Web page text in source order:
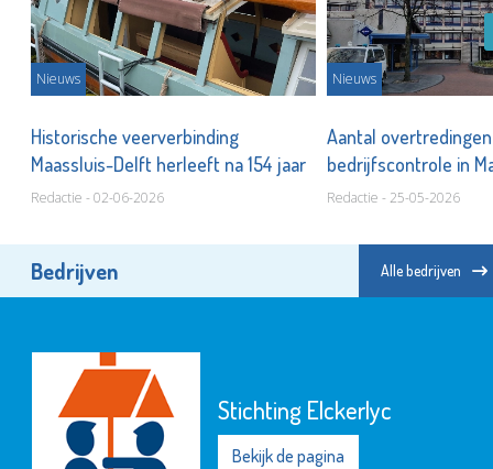
Nieuws
Historische veerverbinding
Maassluis-Delft herleeft na 154 jaar
Redactie - 02-06-2026
Nieuws
Aantal
bedrijfscontrole in
Redactie - 25-05-2026
Bedrijven Alle bedrijven
Stichting Elckerlyc
Bekijk de pagina